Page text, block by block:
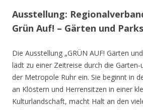
Ausstellung:
Grün Auf! – Gärten und
Die Ausstellung „GRÜN AUF! Gärten
lädt zu einer Zeitreise durch die
der Metropole Ruhr ein. Sie beginnt in
an Klöstern und Herrensitzen in einer
Kulturlandschaft, macht Halt an den